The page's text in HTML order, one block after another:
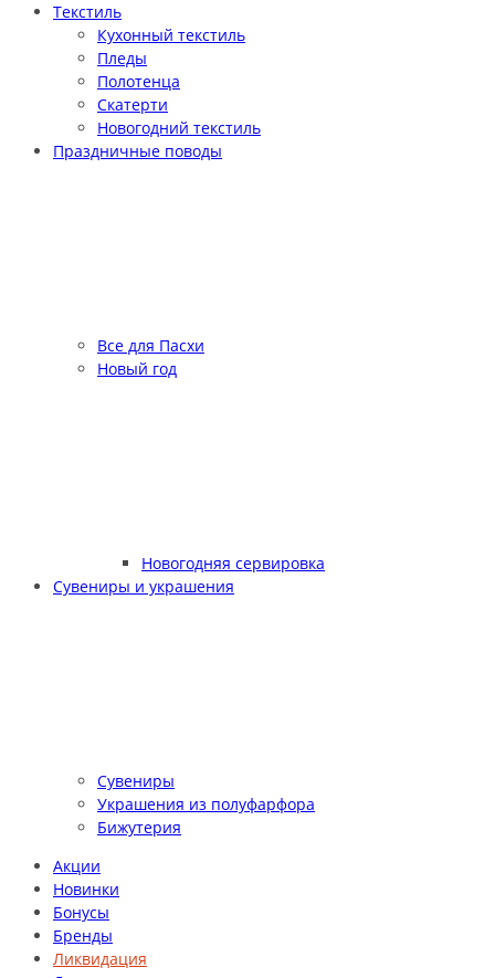
Текстиль
Кухонный текстиль
Пледы
Полотенца
Скатерти
Новогодний текстиль
Праздничные поводы
Все для Пасхи
Новый год
Новогодняя сервировка
Сувениры и украшения
Сувениры
Украшения из полуфарфора
Бижутерия
Акции
Новинки
Бонусы
Бренды
Ликвидация